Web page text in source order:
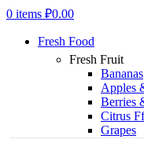
0 items ₽0.00
Fresh Food
Fresh Fruit
Bananas
Apples
Berries
Citrus
Grapes